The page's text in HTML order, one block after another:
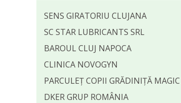
SENS GIRATORIU CLUJANA
SC STAR LUBRICANTS SRL
BAROUL CLUJ NAPOCA
CLINICA NOVOGYN
PARCULEȚ COPII GRĂDINIȚĂ
DKER GRUP ROMÂNIA